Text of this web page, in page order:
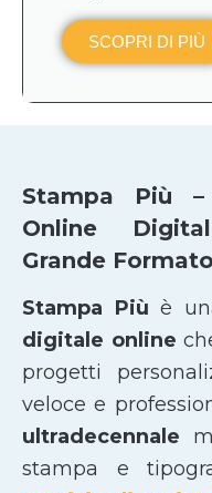
SCOPRI DI PIÙ
Stampa Più
Online
Grande Formato
Stampa Più è
digitale online
progetti
veloce e
ultradecennale
stampa e